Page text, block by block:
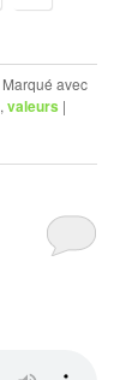
Marqué avec
,valeurs |